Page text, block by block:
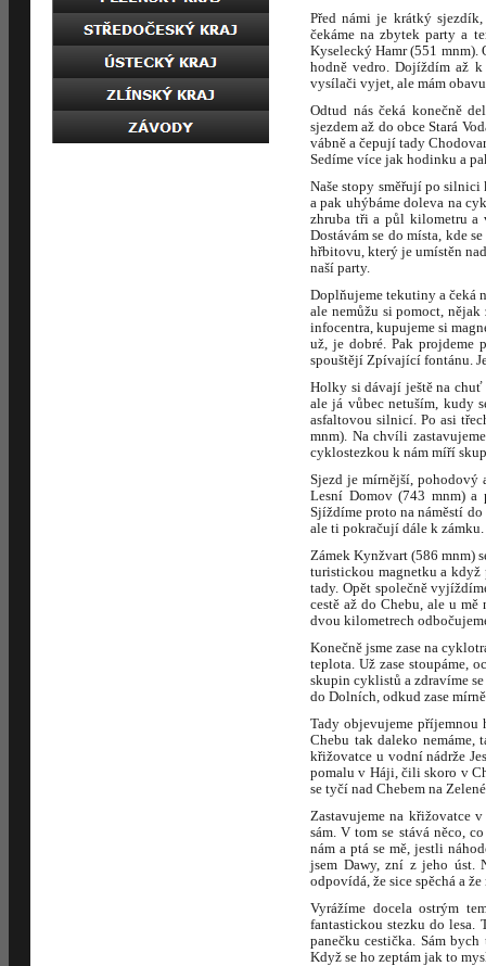
Před námi je krátký
čekáme na zbytek party a
Kyselecký Hamr (551 mnm).
hodně vedro. Dojíždím až
vysílači vyjet, ale mám
Odtud nás čeká konečně
sjezdem až do obce Stará
vábně a čepují tady
Sedíme více jak hodinku a
Naše stopy směřují po
a pak uhýbáme doleva na
zhruba tři a půl kilometru a
Dostávám se do místa, kde
hřbitovu, který je umístěn
naší party.
Doplňujeme tekutiny a čeká
ale nemůžu si pomoct,
infocentra, kupujeme si
už, je dobré. Pak projdeme
spouštějí Zpívající fontánu.
Holky si dávají ještě na chuť
ale já vůbec netuším, kudy
asfaltovou silnicí. Po asi
mnm). Na chvíli
cyklostezkou k nám míří
Sjezd je mírnější, pohodový
Lesní Domov (743 mnm)
Sjíždíme proto na náměstí
ale ti pokračují dále k
Zámek Kynžvart (586 mnm)
turistickou magnetku a když
tady. Opět společně
cestě až do Chebu, ale u
dvou kilometrech
Konečně jsme zase na
teplota. Už zase stoupáme,
skupin cyklistů a zdravíme
do Dolních, odkud zase
Tady objevujeme
Chebu tak daleko
křižovatce u vodní nádrže
pomalu v Háji, čili skoro v
se tyčí nad Chebem na
Zastavujeme na křižovatce
sám. V tom se stává něco,
nám a ptá se mě, jestli
jsem Dawy, zní z jeho úst.
odpovídá, že sice spěchá a
Vyrážíme docela ostrým
fantastickou stezku do lesa.
panečku cestička. Sám
Když se ho zeptám jak to